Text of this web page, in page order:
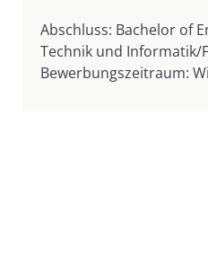
Abschluss: Bachelor of
Technik und Informatik/
Bewerbungszeitraum: